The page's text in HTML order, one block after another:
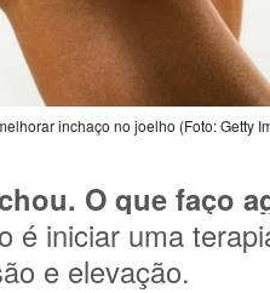
inchaço no joelho (Foto: Getty
O que faço
é iniciar uma
e elevação.